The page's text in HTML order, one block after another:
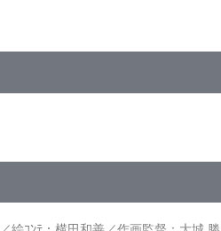
るロミオ。悲しい知らせは、仲問
こむダンテ。ビアンカも、アルフレ